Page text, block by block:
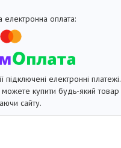
підключені електронні платежі.
купити будь-який товар
сайту.